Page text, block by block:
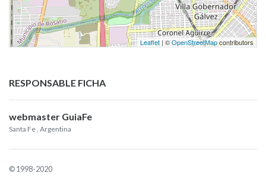
Leaflet| ©OpenStreetMapcontributors
RESPONSABLE FICHA
webmaster GuiaFe
Santa Fe , Argentina
© 1998-2020